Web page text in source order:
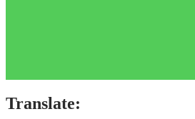
Translate: